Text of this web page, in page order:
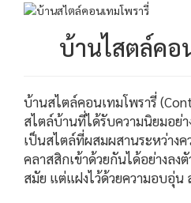
บ้านไสตล์คอ
บ้านสไตล์คอนเทมโพรารี่
สไตล์บ้านที่ได้รับความนิยมอย่
เป็นสไตล์ที่ผสมผสานระหว่างค
คลาสสิกเข้าด้วยกันได้อย่างลง
สมัย แต่แฝงไว้ด้วยความอบอุ่น